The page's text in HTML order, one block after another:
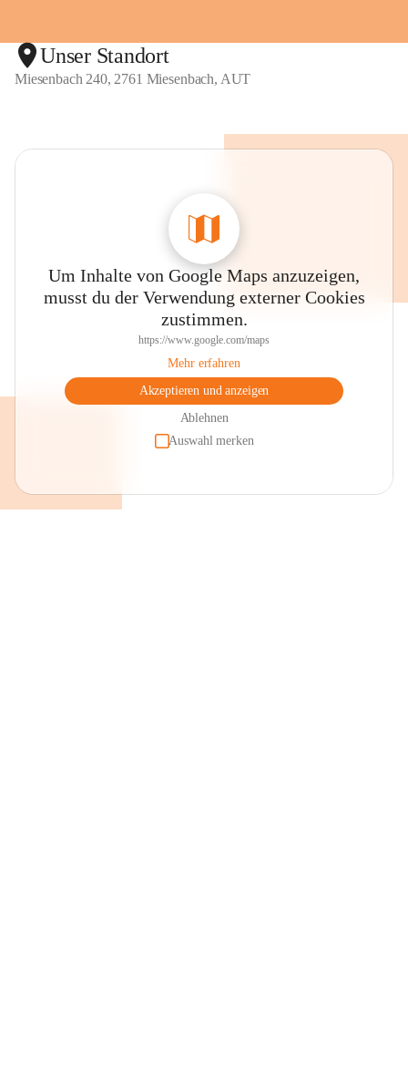
Unser Standort
Miesenbach 240, 2761 Miesenbach, AUT
Um Inhalte von Google Maps anzuzeigen,
musst du der Verwendung externer Cookies
zustimmen.
https://www.google.com/maps
Mehr erfahren
Akzeptieren und anzeigen
Ablehnen
Auswahl merken